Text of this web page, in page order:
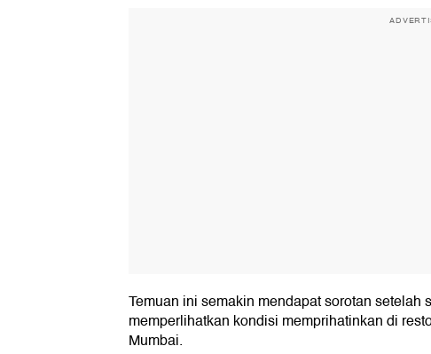
Temuan ini semakin mendapat sorotan
memperlihatkan kondisi memprihatinkan di
Mumbai.